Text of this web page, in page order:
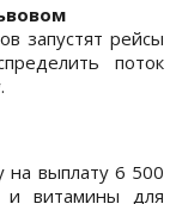
запустят рейсы
поток
на выплату 6 500
и витамины для